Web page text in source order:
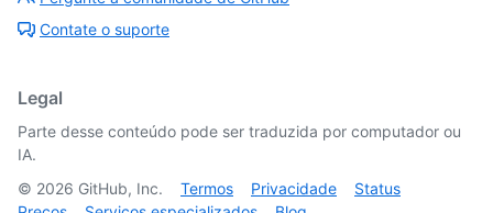
Contate o suporte
Legal
Parte desse conteúdo pode ser traduzida por computador ou
IA.
© 2026 GitHub, Inc. Termos Privacidade
Status